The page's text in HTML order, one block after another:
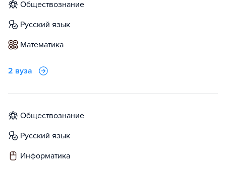
обществознание
русский язык
математика
2 вуза
обществознание
русский язык
информатика